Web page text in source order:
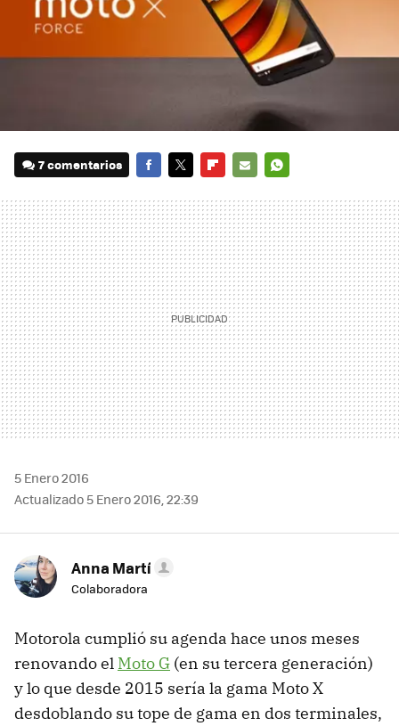
7 comentarios
MAIL
5 Enero 2016
Actualizado 5 Enero 2016, 22:39
Anna Martí
Colaboradora
Motorola cumplió su agenda hace unos meses
renovando el Moto G (en su tercera generación)
y lo que desde 2015 sería la gama Moto X
desdoblando su tope de gama en dos terminales,